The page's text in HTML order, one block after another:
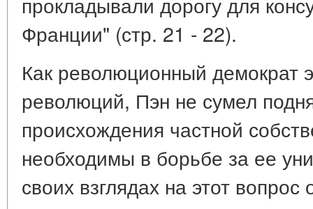
Франции" (стр. 21 - 22).
Как революционный демократ
революций, Пэн не сумел
происхождения частной
необходимы в борьбе за ее
своих взглядах на этот